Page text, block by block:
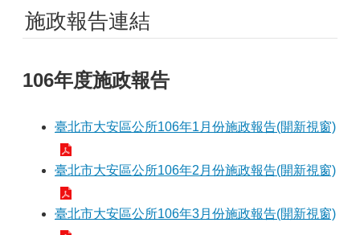
施政報告連結
106年度施政報告
臺北市大安區公所106年1月份施政報告(開新視窗)
臺北市大安區公所106年2月份施政報告(開新視窗)
臺北市大安區公所106年3月份施政報告(開新視窗)